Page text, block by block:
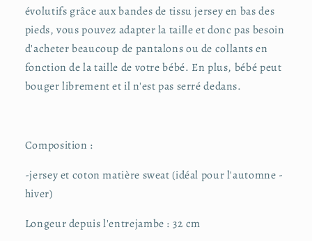
évolutifs grâce aux bandes de tissu jersey en bas des
pieds, vous pouvez adapter la taille et donc pas besoin
d'acheter beaucoup de pantalons ou de collants en
fonction de la taille de votre bébé. En plus, bébé peut
bouger librement et il n'est pas serré dedans.
Composition :
-jersey et coton matière sweat (idéal pour l'automne -
hiver)
Longeur depuis l'entrejambe : 32 cm